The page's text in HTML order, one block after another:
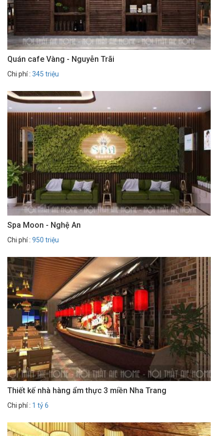
Quán cafe Vàng - Nguyễn Trãi
Chi phí : 345 triệu
Spa Moon - Nghệ An
Chi phí : 950 triệu
Thiết kế nhà hàng ẩm thực 3 miền Nha Trang
Chi phí : 1 tỷ 6